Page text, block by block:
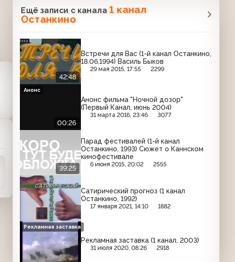
Ещё записи с канала1 канал
Останкино
42:48
Встречи для Вас (1-й канал Останкино,
18.06.1994) Василь Быков
29 мая 2015, 17:55 2299
00:26
Анонс фильма "Ночной дозор"
(Первый Канал, июнь 2004)
31 марта 2016, 23:46 3077
Анонс
39:25
Парад фестивалей (1-й канал
Останкино, 1993) Сюжет о Каннском
кинофестивале
6 июня 2015, 20:02 2555
Сатирический прогноз (1 канал
Останкино, 1992)
17 января 2021, 14:10 1882
Рекламная заставка (1 канал, 2003)
31 июля 2020, 08:26 2918
Рекламная заставка